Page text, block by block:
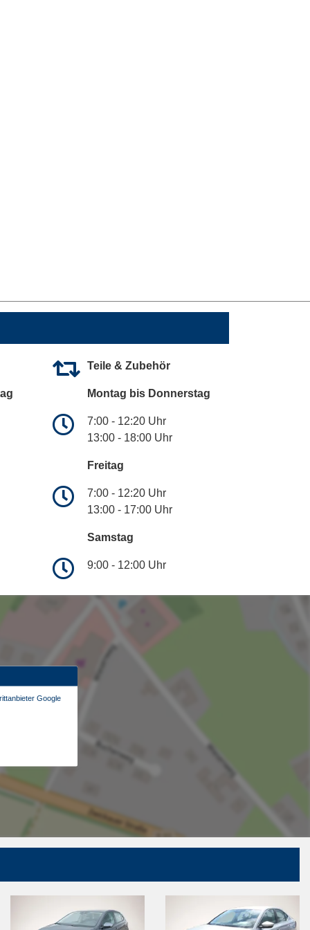
Teile & Zubehör
Montag bis Donnerstag
7:00 - 12:20 Uhr
13:00 - 18:00 Uhr
Freitag
7:00 - 12:20 Uhr
13:00 - 17:00 Uhr
Samstag
9:00 - 12:00 Uhr
Google